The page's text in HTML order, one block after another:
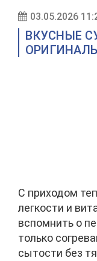
03.05.2026
ВКУСНЫЕ
С приходом
легкости и
вспомнить о
только
сытости без